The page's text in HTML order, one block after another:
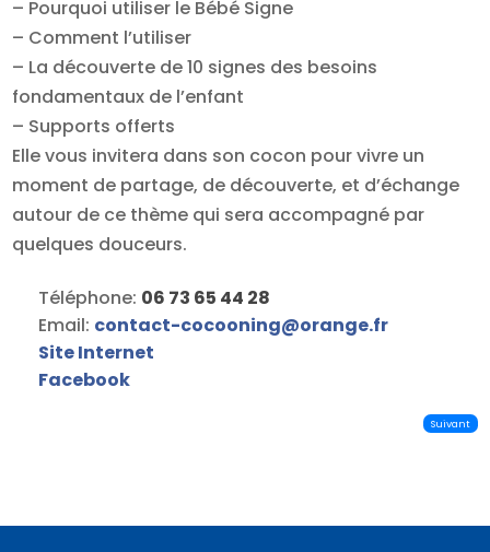
– Pourquoi utiliser le Bébé Signe
– Comment l’utiliser
– La découverte de 10 signes des besoins
fondamentaux de l’enfant
– Supports offerts
Elle vous invitera dans son cocon pour vivre un
moment de partage, de découverte, et d’échange
autour de ce thème qui sera accompagné par
quelques douceurs.
Téléphone: 06 73 65 44 28
Email: contact-cocooning@orange.fr
Site Internet
Facebook
Suivant